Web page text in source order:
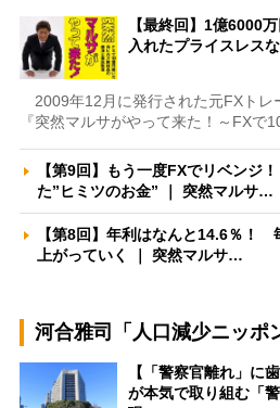
【最終回】1億6000
入れたプライスレス
2009年12月に発行された元FXトレ
『突然マルサがやって来た！～FXで
【第9回】もう一度FXでリベンジ
た”ヒミツのお金” ｜ 突然マルサ…
【第8回】年利はなんと14.6％！
上がっていく ｜ 突然マルサ…
河合雅司「人口減少ニッポ
【「警察官離れ」に
が本気で取り組む「